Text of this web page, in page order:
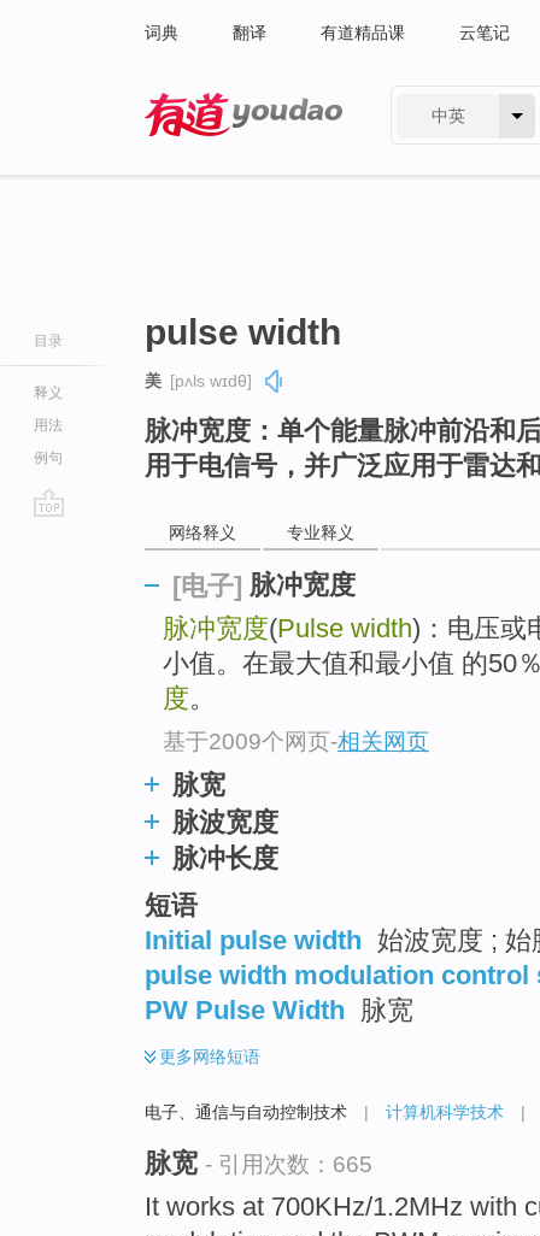
词典 翻译 有道精品课 云笔记
中英
目录
释义
用法
例句
pulse width
美 [pʌls wɪdθ]
脉冲宽度：单个能量脉冲前沿和
用于电信号，并广泛应用于雷达
网络释义 专业释义
[电子] 脉冲宽度
脉冲宽度(Pulse width)：电压或
小值。在最大值和最小值 的50
度。
基于2009个网页-相关网页
脉宽
脉波宽度
脉冲长度
短语
Initial pulse width 始波宽度 ; 始
pulse width modulation control
PW Pulse Width
脉宽
更多网络短语
电子、通信与自动控制技术 | 计算机科学技术 |
脉宽 - 引用次数：665
It works at 700KHz/1.2MHz with